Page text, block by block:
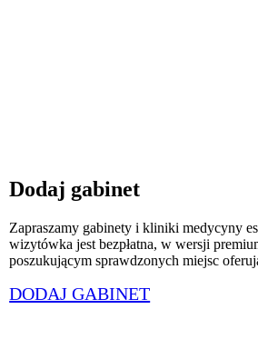
Dodaj gabinet
Zapraszamy gabinety i kliniki medycyny
wizytówka jest bezpłatna, w wersji
poszukującym sprawdzonych miejsc
DODAJ GABINET